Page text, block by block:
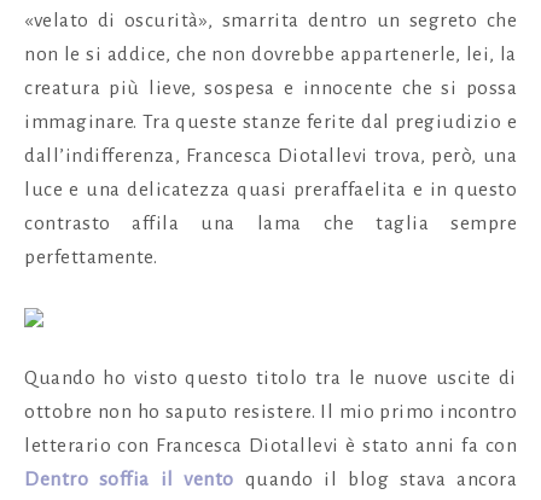
«velato di oscurità», smarrita dentro un segreto che
non le si addice, che non dovrebbe appartenerle, lei, la
creatura più lieve, sospesa e innocente che si possa
immaginare. Tra queste stanze ferite dal pregiudizio e
dall’indifferenza, Francesca Diotallevi trova, però, una
luce e una delicatezza quasi preraffaelita e in questo
contrasto affila una lama che taglia sempre
perfettamente.
Quando ho visto questo titolo tra le nuove uscite di
ottobre non ho saputo resistere. Il mio primo incontro
letterario con Francesca Diotallevi è stato anni fa con
Dentro soffia il vento quando il blog stava ancora